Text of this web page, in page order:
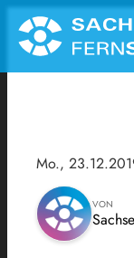
Mo.,
VON